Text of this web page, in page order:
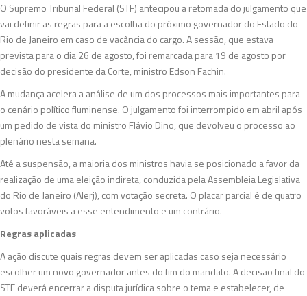
O Supremo Tribunal Federal (STF) antecipou a retomada do julgamento que
vai definir as regras para a escolha do próximo governador do Estado do
Rio de Janeiro em caso de vacância do cargo. A sessão, que estava
prevista para o dia 26 de agosto, foi remarcada para 19 de agosto por
decisão do presidente da Corte, ministro Edson Fachin.
A mudança acelera a análise de um dos processos mais importantes para
o cenário político fluminense. O julgamento foi interrompido em abril após
um pedido de vista do ministro Flávio Dino, que devolveu o processo ao
plenário nesta semana.
Até a suspensão, a maioria dos ministros havia se posicionado a favor da
realização de uma eleição indireta, conduzida pela Assembleia Legislativa
do Rio de Janeiro (Alerj), com votação secreta. O placar parcial é de quatro
votos favoráveis a esse entendimento e um contrário.
Regras aplicadas
A ação discute quais regras devem ser aplicadas caso seja necessário
escolher um novo governador antes do fim do mandato. A decisão final do
STF deverá encerrar a disputa jurídica sobre o tema e estabelecer, de